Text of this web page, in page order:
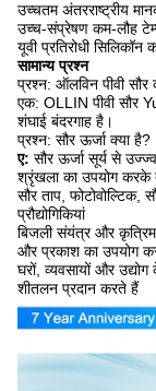
उच्चतम अंतरराष्ट्रीय
उच्च-संप्रेषण कम-लौह
यूवी प्रतिरोधी सिलिकॉन
सामान्य प्रश्न
प्रश्न: ऑलविन पीवी सौर
एक: OLLIN पीवी सौर
शंघाई बंदरगाह है।
प्रश्न: सौर ऊर्जा क्या है?
ए: सौर ऊर्जा सूर्य से
श्रृंखला का उपयोग करके
सौर ताप, फोटोवोल्टिक,
प्रौद्योगिकियां
बिजली संयंत्र और कृत्रिम
और प्रकाश का उपयोग
घरों, व्यवसायों और
शीतलन प्रदान करते हैं